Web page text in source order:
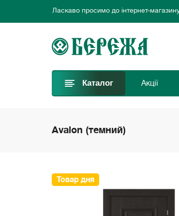
Ласкаво просимо до інтернет-
Ми пропонуємо нові вигідні
Ласкаво просимо до інтернет-
Ми пропонуємо нові вигідні
Каталог Акції
Avalon (темний)
Товар дня